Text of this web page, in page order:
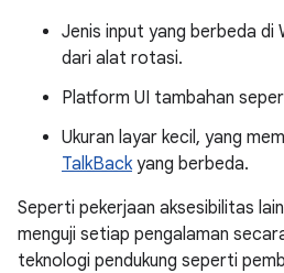
Jenis input yang berbeda di
dari alat rotasi.
Platform UI tambahan
Ukuran layar kecil, yang
TalkBackyang berbeda.
Seperti pekerjaan aksesibilitas
menguji setiap pengalaman
teknologi pendukung seperti